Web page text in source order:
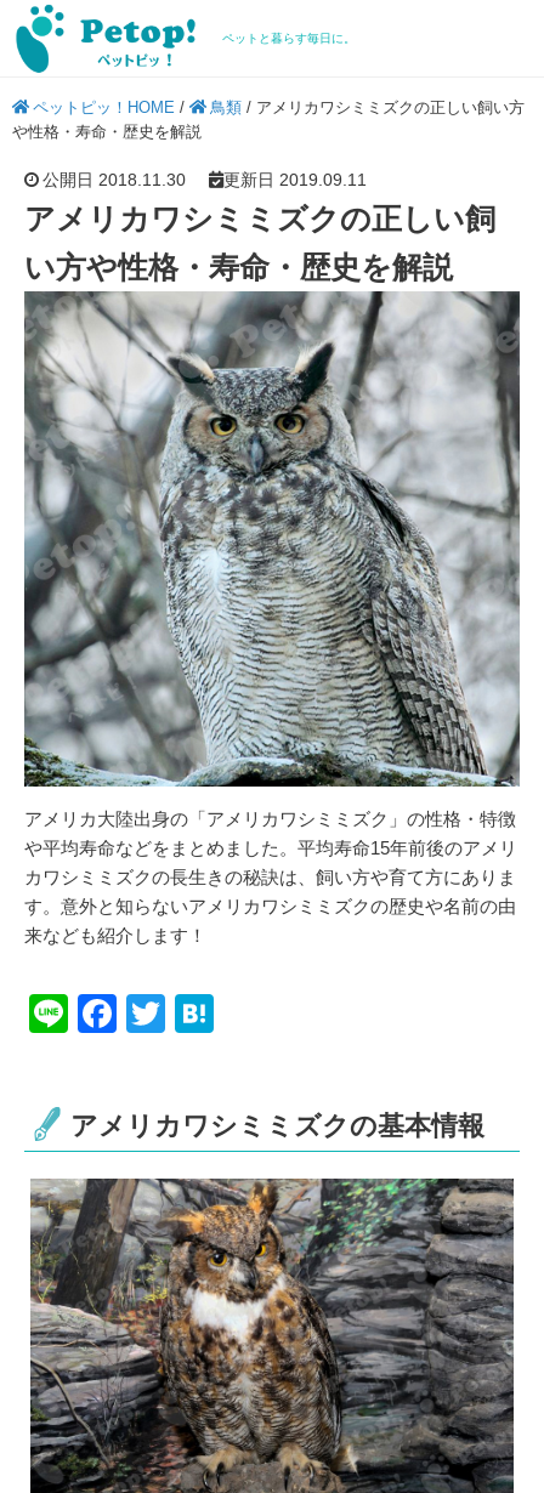
ペットと暮らす毎日に。
ペットピッ！HOME / 鳥類 / アメリカワシミミズクの正しい飼い方
や性格・寿命・歴史を解説
公開日 2018.11.30 更新日 2019.09.11
アメリカワシミミズクの正しい飼
い方や性格・寿命・歴史を解説
アメリカ大陸出身の「アメリカワシミミズク」の性格・特徴
や平均寿命などをまとめました。平均寿命15年前後のアメリ
カワシミミズクの長生きの秘訣は、飼い方や育て方にありま
す。意外と知らないアメリカワシミミズクの歴史や名前の由
来なども紹介します！
Li
F
e
b
o
o
k
T
er n
a
アメリカワシミミズクの基本情報